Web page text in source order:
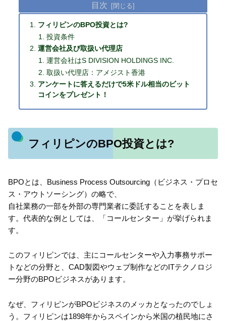
目次
フィリピンのBPO投資とは?
投資条件
運営会社及び取扱い代理店
運営会社はS DIVISION HOLDINGS INC.
取扱い代理店：アメジスト香港
アンケートに答えるだけで5米ドル相当のビット
コインをプレゼント！
フィリピンのBPO投資とは?
BPOとは、Business Process Outsourcing（ビジネス・プロセ
ス・アウトソーシング）の略で、
自社業務の一部を外部の専門業者に委託することを表しま
す。代表的な例としては、「コールセンター」が挙げられま
す。
このフィリピンでは、主にコールセンターや入力事務サポー
トなどの分野と、CAD製図やウェブ制作などのITテクノロジ
ー分野のBPOビジネスがあります。
なぜ、フィリピンがBPOビジネスのメッカとなったのでしょ
う。フィリピンは1898年からスペインから米国の植民地にさ